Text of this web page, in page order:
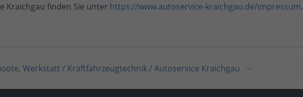
Kraichgau finden Sie unter https://www.autoservice-kraichgau.de/impressum.
Werkstatt / Kraftfahrzeugtechnik/Autoservice Kraichgau
/Autoservice Kraichgau